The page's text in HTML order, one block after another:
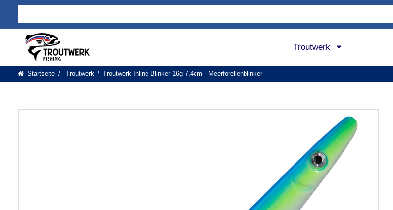
Troutwerk
Startseite Troutwerk Troutwerk Inline Blinker 16g 7,4cm - Meerforellenblinker